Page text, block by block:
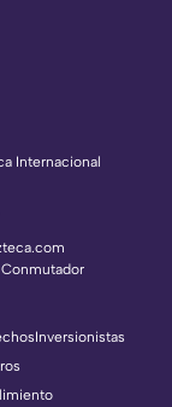
Internacional
| Conmutador
Inversionistas